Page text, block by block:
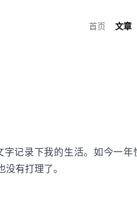
首页 文章
记录下我的生活。如今一年
有打理了。